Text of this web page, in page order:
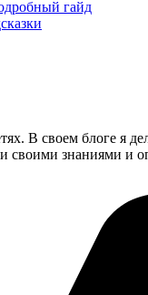
гайд
В своем блоге я
своими знаниями и